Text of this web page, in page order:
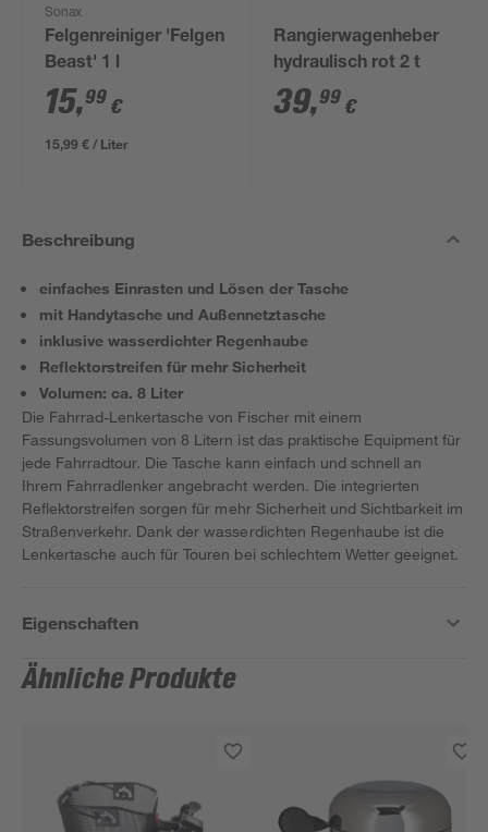
Sonax
Felgenreiniger 'Felgen
Beast' 1 l
15,99 €
15,99 € / Liter
Rangierwagenheber
hydraulisch rot 2 t
39,99 €
Beschreibung
einfaches Einrasten und Lösen der Tasche
mit Handytasche und Außennetztasche
inklusive wasserdichter Regenhaube
Reflektorstreifen für mehr Sicherheit
Volumen: ca. 8 Liter
Die Fahrrad-Lenkertasche von Fischer mit einem
Fassungsvolumen von 8 Litern ist das praktische Equipment für
jede Fahrradtour. Die Tasche kann einfach und schnell an
Ihrem Fahrradlenker angebracht werden. Die integrierten
Reflektorstreifen sorgen für mehr Sicherheit und Sichtbarkeit im
Straßenverkehr. Dank der wasserdichten Regenhaube ist die
Lenkertasche auch für Touren bei schlechtem Wetter geeignet.
Eigenschaften
Ähnliche Produkte